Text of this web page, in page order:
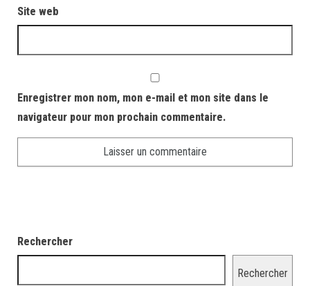
Site web
Enregistrer mon nom, mon e-mail et mon site dans le
navigateur pour mon prochain commentaire.
Rechercher
Rechercher